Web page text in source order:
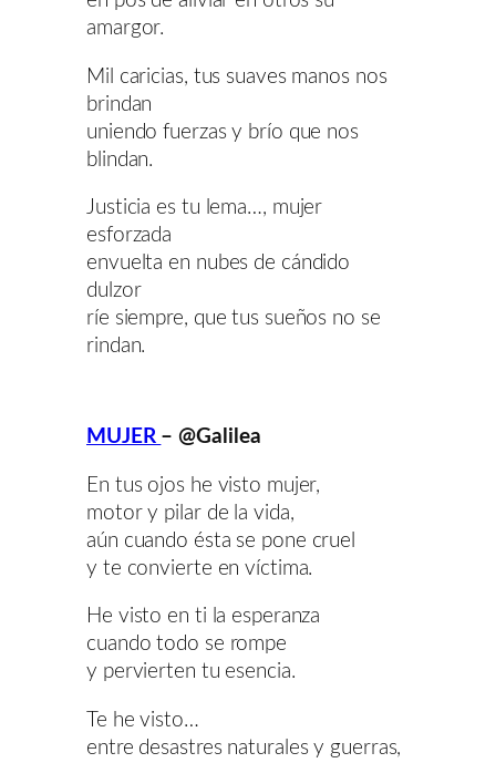
amargor.
Mil caricias, tus suaves manos nos
brindan
uniendo fuerzas y brío que nos
blindan.
Justicia es tu lema…, mujer
esforzada
envuelta en nubes de cándido
dulzor
ríe siempre, que tus sueños no se
rindan.
MUJER – @Galilea
En tus ojos he visto mujer,
motor y pilar de la vida,
aún cuando ésta se pone cruel
y te convierte en víctima.
He visto en ti la esperanza
cuando todo se rompe
y pervierten tu esencia.
Te he visto…
entre desastres naturales y guerras,